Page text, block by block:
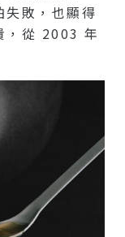
失敗，也顯得
，從 2003 年